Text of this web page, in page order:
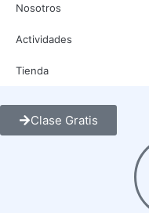
Nosotros
Actividades
Tienda
Clase Gratis